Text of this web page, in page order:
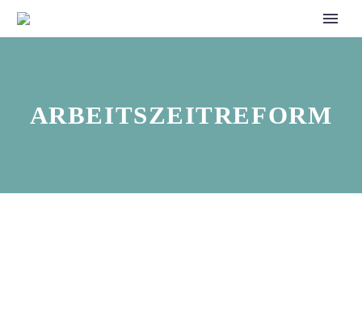
ARBEITSZEITREFORM